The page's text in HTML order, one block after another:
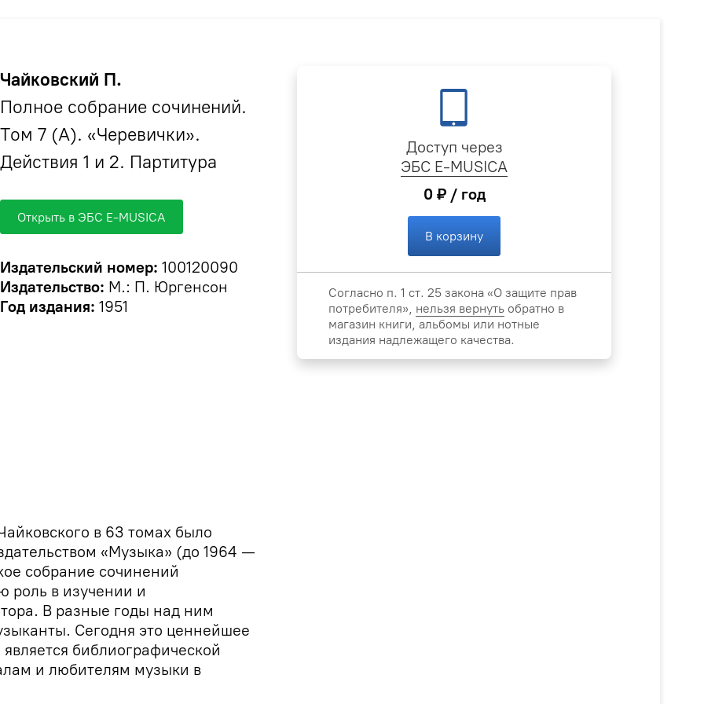
Чайковский П.
Полное собрание сочинений.
Том 7 (А). «Черевички».
Действия 1 и 2. Партитура
Открыть в ЭБС E-MUSICA
Издательский номер: 100120090
Издательство: М.: П. Юргенсон
Год издания: 1951
Доступ через
ЭБС E-MUSICA
0 ₽ / год
В корзину
Согласно п. 1 ст. 25 закона «О защите прав
потребителя», нельзя вернуть обратно в
магазин книги, альбомы или нотные
издания надлежащего качества.
в 63 томах было
«Музыка» (до 1964 —
собрание сочинений
роль в изучении и
В разные годы над ним
Сегодня это ценнейшее
библиографической
и любителям музыки в